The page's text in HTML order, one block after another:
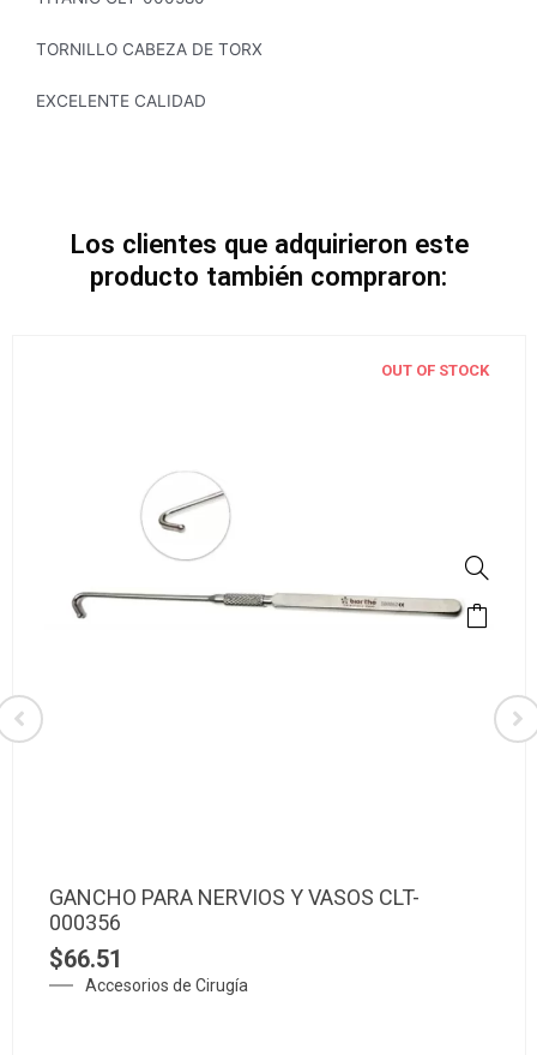
TORNILLO CABEZA DE TORX
EXCELENTE CALIDAD
Los clientes que adquirieron este
producto también compraron:
OUT OF STOCK
Accesorios de Cirugía
GANCHO PARA NERVIOS Y VASOS CLT-
000356
$66.51